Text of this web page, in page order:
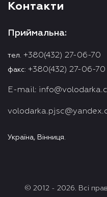
Контакти
Приймальна:
тел. +380(432) 27-06-70
факс: +380(432) 27-06-70
E-mail:
Україна, Вінниця.
© 2012 - 2026. Всі